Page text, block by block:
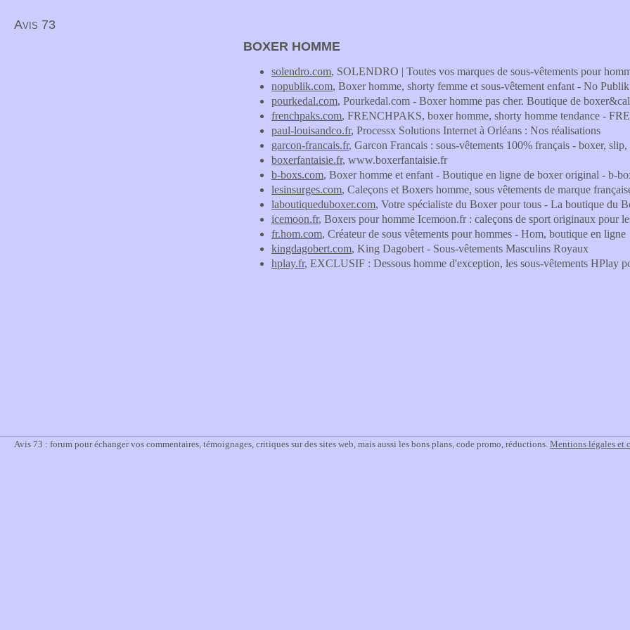
Avis 73
BOXER HOMME
solendro.com, SOLENDRO | Toutes vos marques de sous-vêtements pour
nopublik.com, Boxer homme, shorty femme et sous-vêtement enfant - No Publik
pourkedal.com, Pourkedal.com - Boxer homme pas cher. Boutique de
frenchpaks.com, FRENCHPAKS, boxer homme, shorty homme tendance -
paul-louisandco.fr, Processx Solutions Internet à Orléans : Nos réalisations
garcon-francais.fr, Garcon Francais : sous-vêtements 100% français - boxer,
boxerfantaisie.fr, www.boxerfantaisie.fr
b-boxs.com, Boxer homme et enfant - Boutique en ligne de boxer original - b-
lesinsurges.com, Caleçons et Boxers homme, sous vêtements de marque
laboutiqueduboxer.com, Votre spécialiste du Boxer pour tous - La boutique du
icemoon.fr, Boxers pour homme Icemoon.fr : caleçons de sport originaux pour
fr.hom.com, Créateur de sous vêtements pour hommes - Hom, boutique en ligne
kingdagobert.com, King Dagobert - Sous-vêtements Masculins Royaux
hplay.fr, EXCLUSIF : Dessous homme d'exception, les sous-vêtements
Avis 73 : forum pour échanger vos commentaires, témoignages, critiques sur des sites web, mais aussi les bons plans, code promo, réductions. Mentions légales et